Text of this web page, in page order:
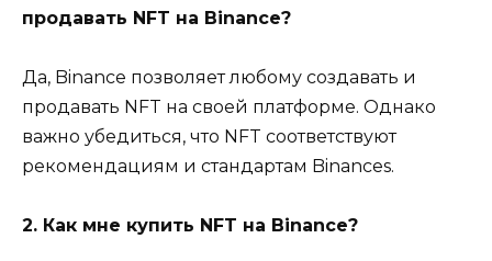
продавать NFT на Binance?
Да, Binance позволяет любому создавать и
продавать NFT на своей платформе. Однако
важно убедиться, что NFT соответствуют
рекомендациям и стандартам Binances.
2. Как мне купить NFT на Binance?